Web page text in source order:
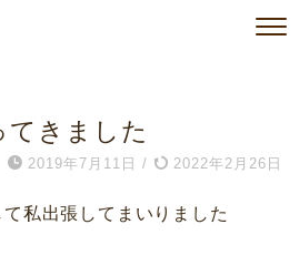
てきました
2019年7月11日 / 2022年2月26日
私出張してまいりました